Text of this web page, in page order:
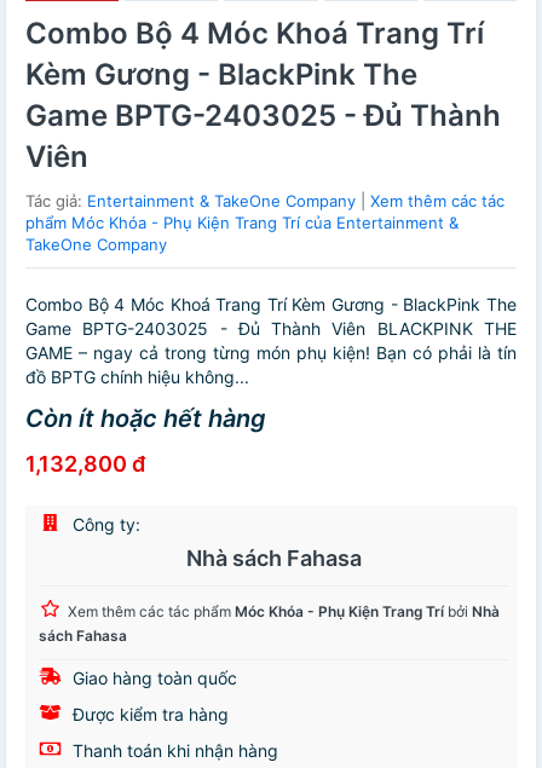
Combo Bộ 4 Móc Khoá Trang Trí
Kèm Gương - BlackPink The
Game BPTG-2403025 - Đủ Thành
Viên
Tác giả: Entertainment & TakeOne Company
Xem thêm các tác
phẩm Móc Khóa - Phụ Kiện Trang Trí của Entertainment &
TakeOne Company
Combo Bộ 4 Móc Khoá Trang Trí Kèm Gương - BlackPink The
Game BPTG-2403025 - Đủ Thành Viên BLACKPINK THE
GAME – ngay cả trong từng món phụ kiện! Bạn có phải là tín
đồ BPTG chính hiệu không...
Còn ít hoặc hết hàng
1,132,800 đ
Công ty:
Nhà sách Fahasa
Xem thêm các tác phẩm Móc Khóa - Phụ Kiện Trang Trí bởi Nhà
sách Fahasa
Giao hàng toàn quốc
Được kiểm tra hàng
Thanh toán khi nhận hàng